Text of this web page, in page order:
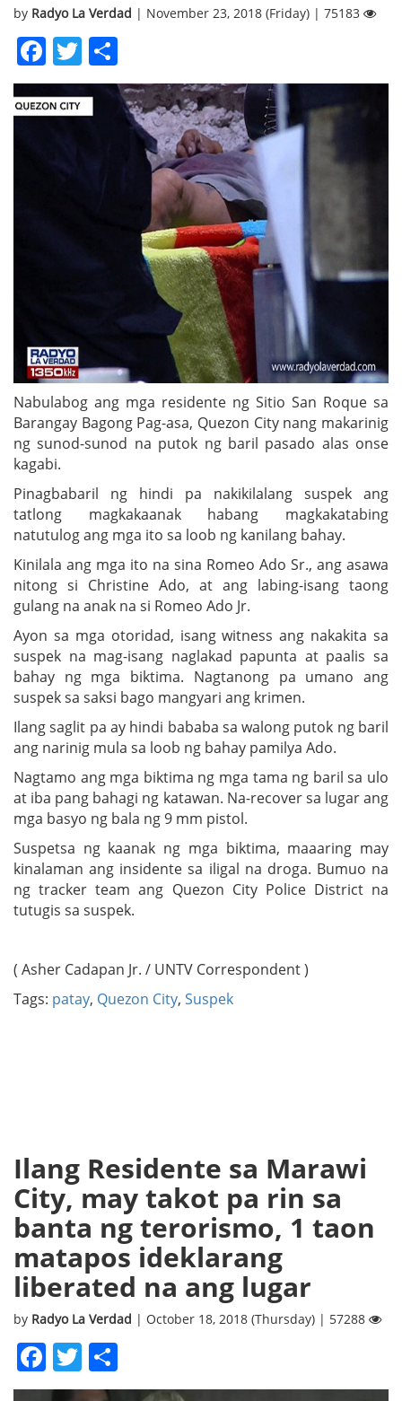
by Radyo La Verdad | November 23, 2018 (Friday) | 75183
Facebook
Twitter
Nabulabog ang mga residente ng Sitio San Roque sa
Barangay Bagong Pag-asa, Quezon City nang makarinig
ng sunod-sunod na putok ng baril pasado alas onse
kagabi.
Pinagbabaril ng hindi pa nakikilalang suspek ang
tatlong magkakaanak habang magkakatabing
natutulog ang mga ito sa loob ng kanilang bahay.
Kinilala ang mga ito na sina Romeo Ado Sr., ang asawa
nitong si Christine Ado, at ang labing-isang taong
gulang na anak na si Romeo Ado Jr.
Ayon sa mga otoridad, isang witness ang nakakita sa
suspek na mag-isang naglakad papunta at paalis sa
bahay ng mga biktima. Nagtanong pa umano ang
suspek sa saksi bago mangyari ang krimen.
Ilang saglit pa ay hindi bababa sa walong putok ng baril
ang narinig mula sa loob ng bahay pamilya Ado.
Nagtamo ang mga biktima ng mga tama ng baril sa ulo
at iba pang bahagi ng katawan. Na-recover sa lugar ang
mga basyo ng bala ng 9 mm pistol.
Suspetsa ng kaanak ng mga biktima, maaaring may
kinalaman ang insidente sa iligal na droga. Bumuo na
ng tracker team ang Quezon City Police District na
tutugis sa suspek.
( Asher Cadapan Jr. / UNTV Correspondent )
Tags: patay, Quezon City, Suspek
Ilang Residente sa Marawi
City, may takot pa rin sa
banta ng terorismo, 1 taon
matapos ideklarang
liberated na ang lugar
by Radyo La Verdad | October 18, 2018 (Thursday) | 57288
Facebook
Twitter